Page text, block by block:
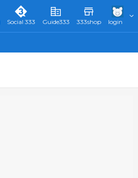
Social 333 Guide333 333shop login